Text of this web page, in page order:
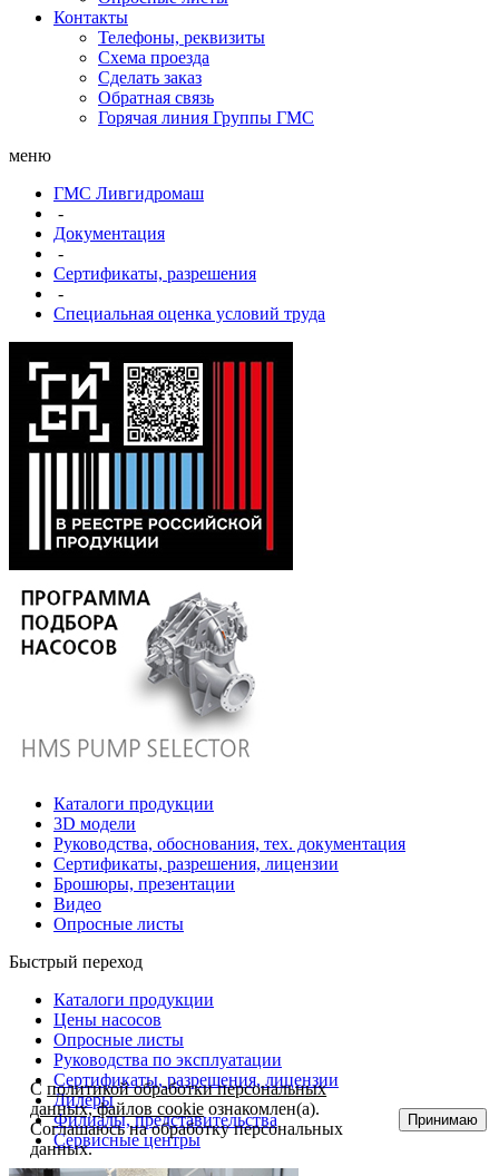
Контакты
Телефоны, реквизиты
Схема проезда
Сделать заказ
Обратная связь
Горячая линия Группы ГМС
меню
ГМС Ливгидромаш
-
Документация
-
Сертификаты, разрешения
-
Специальная оценка условий труда
Каталоги продукции
3D модели
Руководства, обоснования, тех. документация
Сертификаты, разрешения, лицензии
Брошюры, презентации
Видео
Опросные листы
Быстрый переход
Каталоги продукции
Цены насосов
Опросные листы
Руководства по эксплуатации
Сертификаты, разрешения, лицензии
Дилеры
Филиалы, представительства
Сервисные центры
Сполитикой обработки персональных
данных, файлов cookie ознакомлен(а).
Соглашаюсь на обработку персональных
данных.
Принимаю